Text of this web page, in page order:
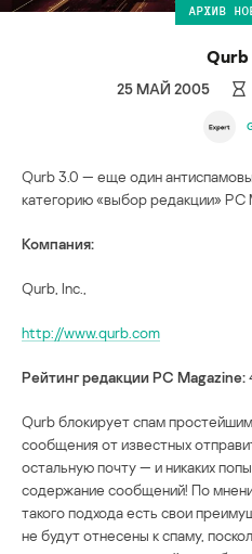
АРХИВ
Qurb
25 МАЙ 2005
Qurb 3.0 — еще один
категорию «выбор редакции» PC
Компания:
Qurb, Inc.,
http://www.qurb.com
Рейтинг редакции PC Magazine:
Qurb блокирует спам
сообщения от известных
остальную почту — и никаких
содержание сообщений! По
такого подхода есть свои
не будут отнесены к спаму,